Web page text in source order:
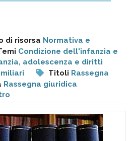
di risorsa Normativa e
Condizione dell'infanzia e
adolescenza e diritti
Titoli Rassegna
Rassegna giuridica